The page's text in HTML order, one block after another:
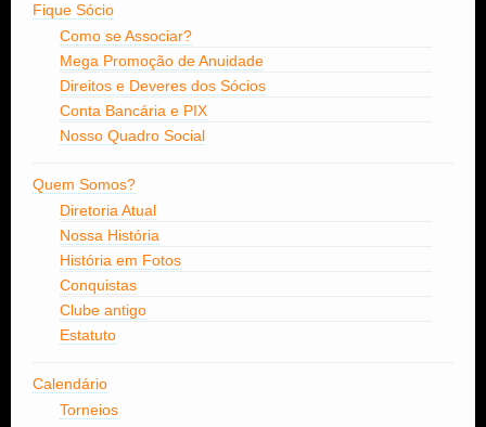
Fique Sócio
Como se Associar?
Mega Promoção de Anuidade
Direitos e Deveres dos Sócios
Conta Bancária e PIX
Nosso Quadro Social
Quem Somos?
Diretoria Atual
Nossa História
História em Fotos
Conquistas
Clube antigo
Estatuto
Calendário
Torneios